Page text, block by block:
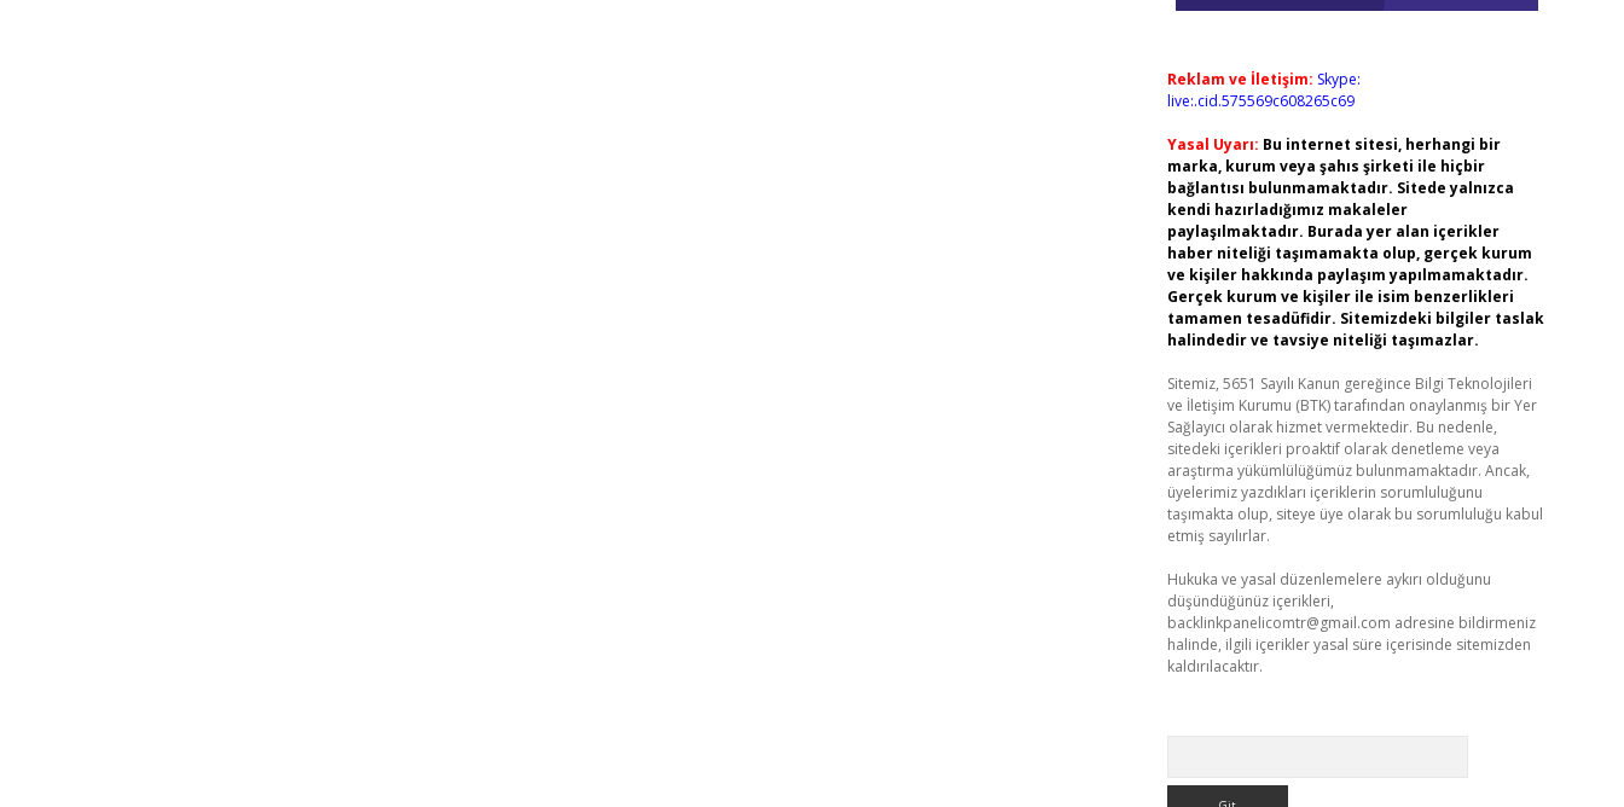
Reklam ve İletişim: Skype:
live:.cid.575569c608265c69
Yasal Uyarı: Bu internet sitesi, herhangi bir
marka, kurum veya şahıs şirketi ile hiçbir
bağlantısı bulunmamaktadır. Sitede yalnızca
kendi hazırladığımız makaleler
paylaşılmaktadır. Burada yer alan içerikler
haber niteliği taşımamakta olup, gerçek kurum
ve kişiler hakkında paylaşım yapılmamaktadır.
Gerçek kurum ve kişiler ile isim benzerlikleri
tamamen tesadüfidir. Sitemizdeki bilgiler taslak
halindedir ve tavsiye niteliği taşımazlar.
Sitemiz, 5651 Sayılı Kanun gereğince Bilgi Teknolojileri
ve İletişim Kurumu (BTK) tarafından onaylanmış bir Yer
Sağlayıcı olarak hizmet vermektedir. Bu nedenle,
sitedeki içerikleri proaktif olarak denetleme veya
araştırma yükümlülüğümüz bulunmamaktadır. Ancak,
üyelerimiz yazdıkları içeriklerin sorumluluğunu
taşımakta olup, siteye üye olarak bu sorumluluğu kabul
etmiş sayılırlar.
Hukuka ve yasal düzenlemelere aykırı olduğunu
düşündüğünüz içerikleri,
backlinkpanelicomtr@gmail.com adresine bildirmeniz
halinde, ilgili içerikler yasal süre içerisinde sitemizden
kaldırılacaktır.